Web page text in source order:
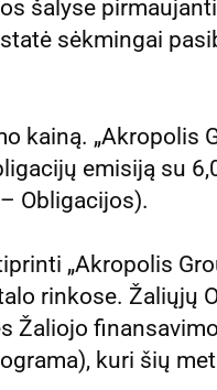
šalyse
sėkmingai
kainą. „Akropolis
emisiją su
Obligacijos).
„Akropolis
rinkose. Žaliųjų
Žaliojo
kuri šių